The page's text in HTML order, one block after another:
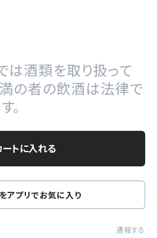
は酒類を取り扱って
の者の飲酒は法律で
。
ートに入れる
アプリでお気に入り
通報する